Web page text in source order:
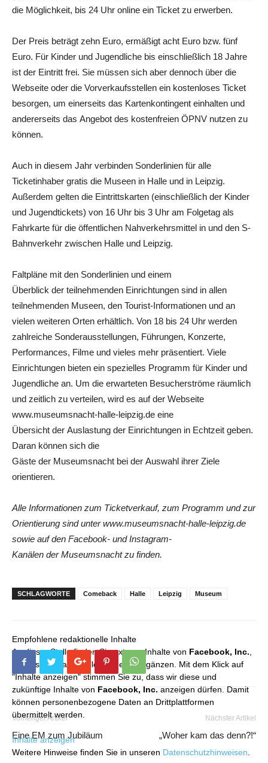
die Möglichkeit, bis 24 Uhr online ein Ticket zu erwerben.
Der Preis beträgt zehn Euro, ermäßigt acht Euro bzw. fünf
Euro. Für Kinder und Jugendliche bis einschließlich 18 Jahre
ist der Eintritt frei. Sie müssen sich aber dennoch über die
Webseite oder die Vorverkaufsstellen ein kostenloses Ticket
besorgen, um einerseits das Kartenkontingent einhalten und
andererseits das Angebot des kostenfreien ÖPNV nutzen zu
können.
Auch in diesem Jahr verbinden Sonderlinien für alle
Ticketinhaber gratis die Museen in Halle und in Leipzig.
Außerdem gelten die Eintrittskarten (einschließlich der Kinder
und Jugendtickets) von 16 Uhr bis 3 Uhr am Folgetag als
Fahrkarte für die öffentlichen Nahverkehrsmittel in und den S-
Bahnverkehr zwischen Halle und Leipzig.
Faltpläne mit den Sonderlinien und einem
Überblick der teilnehmenden Einrichtungen sind in allen
teilnehmenden Museen, den Tourist-Informationen und an
vielen weiteren Orten erhältlich. Von 18 bis 24 Uhr werden
zahlreiche Sonderausstellungen, Führungen, Konzerte,
Performances, Filme und vieles mehr präsentiert. Viele
Einrichtungen bieten ein spezielles Programm für Kinder und
Jugendliche an. Um die erwarteten Besucherströme räumlich
und zeitlich zu verteilen, wird es auf der Webseite
www.museumsnacht-halle-leipzig.de eine
Übersicht der Auslastung der Einrichtungen in Echtzeit geben.
Daran können sich die
Gäste der Museumsnacht bei der Auswahl ihrer Ziele
orientieren.
Alle Informationen zum Ticketverkauf, zum Programm und zur
Orientierung sind unter www.museumsnacht-halle-leipzig.de
sowie auf den Facebook- und Instagram-
Kanälen der Museumsnacht zu finden.
SCHLAGWORTE Comeback Halle Leipzig Museum
Empfohlene redaktionelle Inhalte
An dieser Stelle finden Sie externe Inhalte von Facebook, Inc.
die unser redaktionelles Angebot ergänzen. Mit dem Klick auf
"Inhalte anzeigen" stimmen Sie zu, dass wir diese und
zukünftige Inhalte von Facebook, Inc. anzeigen dürfen. Damit
können personenbezogene Daten an Drittplattformen
übermittelt werden.
Inhalte anzeigen
Weitere Hinweise finden Sie in unseren Datenschutzhinweisen
Vorheriger Artikel
Eine EM zum Jubiläum
Nächster Artikel
„Woher kam das denn?!“